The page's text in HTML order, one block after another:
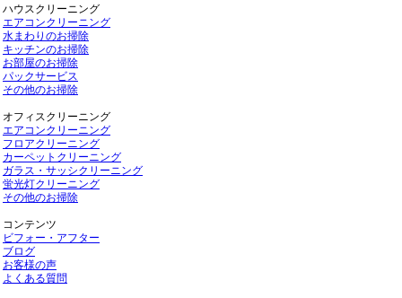
ハウスクリーニング
エアコンクリーニング
水まわりのお掃除
キッチンのお掃除
お部屋のお掃除
パックサービス
その他のお掃除
オフィスクリーニング
エアコンクリーニング
フロアクリーニング
カーペットクリーニング
ガラス・サッシクリーニング
蛍光灯クリーニング
その他のお掃除
コンテンツ
ビフォー・アフター
ブログ
お客様の声
よくある質問